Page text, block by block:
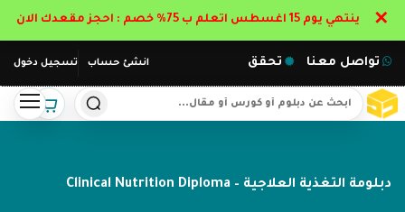
انشئ حساب تسجيل دخول تواصل معنا تحقق
دبلومة التغذية العلاجية – Clinical Nutrition Diploma
ينتهي يوم 15 اغسطس اتعلم ب 75% خصم : احجز مقعدك الان ✕